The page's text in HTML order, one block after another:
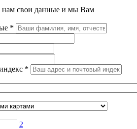
нам свои данные и мы Вам
*
*
2